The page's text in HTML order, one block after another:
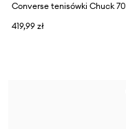
Converse tenisówki Chuck 70
419,99 zł